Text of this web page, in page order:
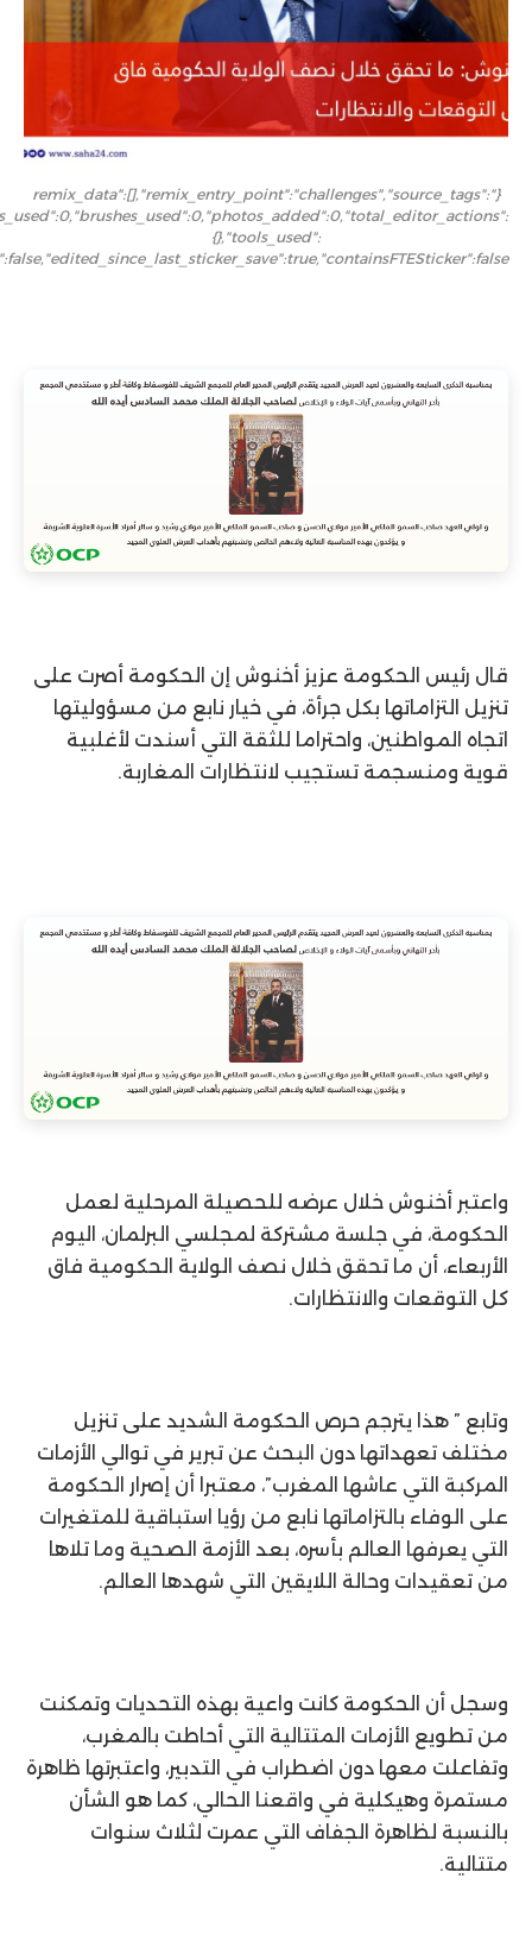
{"remix_data":[],"remix_entry_point":"challenges","source_tags":
{},"tools_used":
قال رئيس الحكومة عزيز أخنوش إن الحكومة أصرت على
تنزيل التزاماتها بكل جرأة، في خيار نابع من مسؤوليتها
اتجاه المواطنين، واحتراما للثقة التي أسندت لأغلبية
قوية ومنسجمة تستجيب لانتظارات المغاربة.
واعتبر أخنوش خلال عرضه للحصيلة المرحلية لعمل
الحكومة، في جلسة مشتركة لمجلسي البرلمان، اليوم
الأربعاء، أن ما تحقق خلال نصف الولاية الحكومية فاق
كل التوقعات والانتظارات.
وتابع ” هذا يترجم حرص الحكومة الشديد على تنزيل
مختلف تعهداتها دون البحث عن تبرير في توالي الأزمات
المركبة التي عاشها المغرب”، معتبرا أن إصرار الحكومة
على الوفاء بالتزاماتها نابع من رؤيا استباقية للمتغيرات
التي يعرفها العالم بأسره، بعد الأزمة الصحية وما تلاها
من تعقيدات وحالة اللايقين التي شهدها العالم.
وسجل أن الحكومة كانت واعية بهذه التحديات وتمكنت
من تطويع الأزمات المتتالية التي أحاطت بالمغرب،
وتفاعلت معها دون اضطراب في التدبير، واعتبرتها ظاهرة
مستمرة وهيكلية في واقعنا الحالي، كما هو الشأن
بالنسبة لظاهرة الجفاف التي عمرت لثلاث سنوات
متتالية.